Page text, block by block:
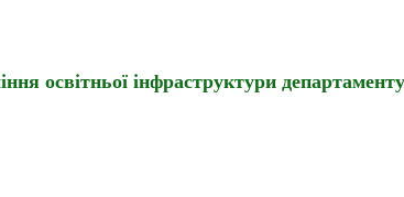
освітньої інфраструктури